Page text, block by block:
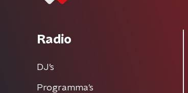
Radio
DJ’s
Programma's